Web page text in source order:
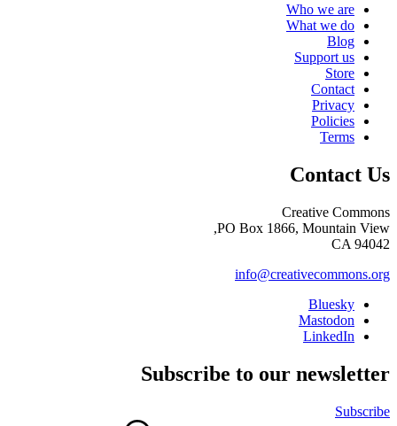
Who we are
What we do
Blog
Support us
Store
Contact
Privacy
Policies
Terms
Contact Us
Creative Commons
PO Box 1866, Mountain View,
CA 94042
info@creativecommons.org
Bluesky
Mastodon
LinkedIn
Subscribe to our newsletter
Subscribe